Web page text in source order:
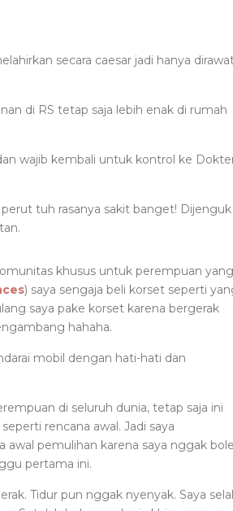
secara caesar jadi hanya
di RS tetap saja lebih enak di rumah
wajib kembali untuk kontrol ke
tuh rasanya sakit banget! Dijenguk
khusus untuk perempuan yang
) saya sengaja beli korset seperti
saya pake korset karena bergerak
hahaha.
mobil dengan hati-hati dan
di seluruh dunia, tetap saja ini
rencana awal. Jadi saya
awal pemulihan karena saya nggak
pertama ini.
Tidur pun nggak nyenyak. Saya